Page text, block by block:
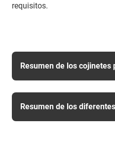
requisitos.
Resumen de los
Resumen de los